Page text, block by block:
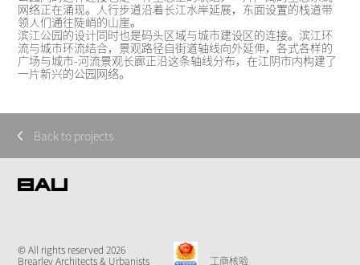
网络正在涌现。人行步道沿着长江水岸延展，东面设置的栈道带
领人们通往陡峭的山崖。
滨江公园的设计同时也是码头区域与城市建设区的连接。滨江环
流与城市环流结合，景观路径自街道轴线向外延伸，各式各样的
广场与城市-河流景观长廊正沿这条轴线分布，在江阴市内构建了
一片新兴的公园网络。
Back to projects
© All rights reserved 2026
Brearley Architects & Urbanists 工商核验